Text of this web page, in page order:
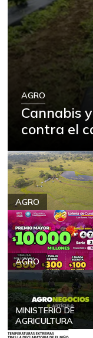
AGRO
Cannabis
contra el
AGRO
AGRO
MINISTERIO DE
AGRICULTURA